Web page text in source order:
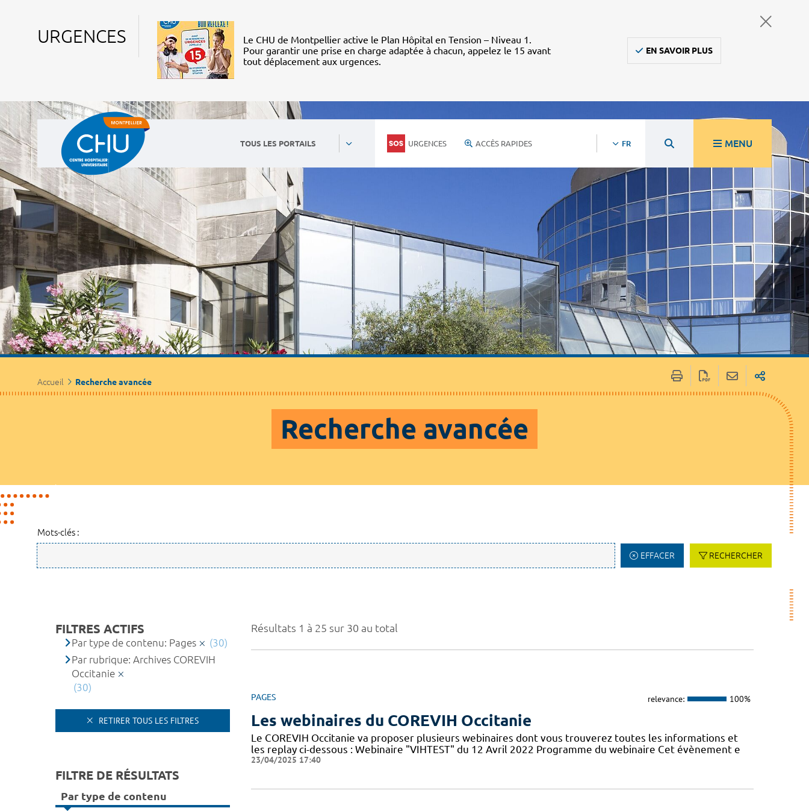
URGENCES
Le CHU de Montpellier active le Plan Hôpital en Tension – Niveau 1.
Pour garantir une prise en charge adaptée à chacun, appelez le 15 avant
tout déplacement aux urgences.
EN SAVOIR PLUS
TOUS LES PORTAILS URGENCES ACCÈS RAPIDES FR MENU
Accueil Recherche avancée
Recherche avancée
Mots-clés :
EFFACER RECHERCHER
Résultats 1 à 25 sur 30 au total
PAGES relevance: 100%
Les webinaires du COREVIH Occitanie
Le COREVIH Occitanie va proposer plusieurs webinaires dont vous trouverez toutes les informations et
les replay ci-dessous : Webinaire "VIHTEST" du 12 Avril 2022 Programme du webinaire Cet évènement e
23/04/2025 17:40
FILTRES ACTIFS
Par type de contenu: Pages
(30)
Par rubrique: Archives COREVIH
Occitanie
(30)
RETIRER TOUS LES FILTRES
FILTRE DE RÉSULTATS
Par type de contenu